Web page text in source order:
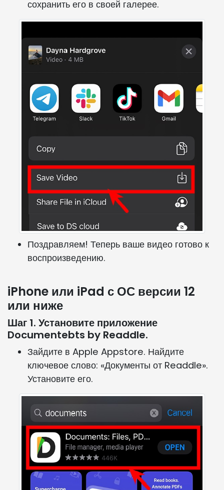
сохранить его в своей галерее.
Поздравляем! Теперь ваше видео готово к
воспроизведению.
iPhone или iPad с ОС версии 12
или ниже
Шаг 1. Установите приложение
Documentebts by Readdle.
Зайдите в Apple Appstore. Найдите
ключевое слово: «Документы от Readdle».
Установите его.